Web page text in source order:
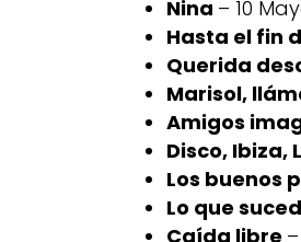
Nina – 10
Hasta el fin
Querida
Marisol,
Amigos
Disco, Ibiza,
Los buenos
Lo que
Caída libre